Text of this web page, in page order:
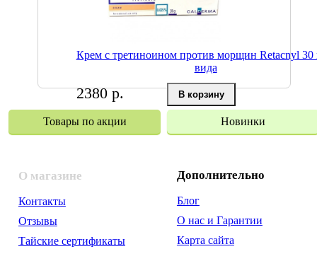
Крем с третиноином против морщин Retacnyl 30
вида
2380 р.
Товары по акции Новинки
О магазине
Контакты
Отзывы
Тайские сертификаты
Дополнительно
Блог
О нас и Гарантии
Карта сайта